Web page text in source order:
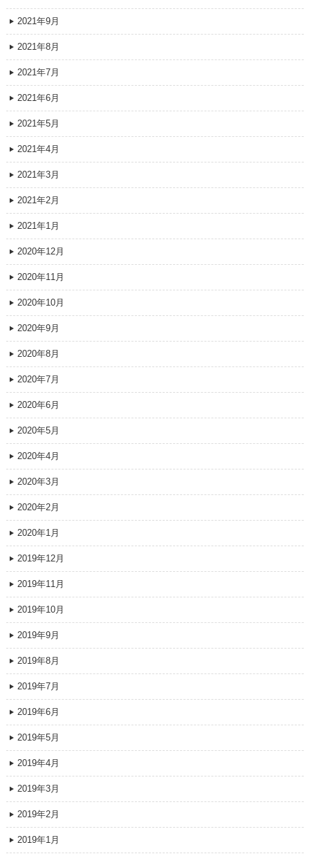
2021年9月
2021年8月
2021年7月
2021年6月
2021年5月
2021年4月
2021年3月
2021年2月
2021年1月
2020年12月
2020年11月
2020年10月
2020年9月
2020年8月
2020年7月
2020年6月
2020年5月
2020年4月
2020年3月
2020年2月
2020年1月
2019年12月
2019年11月
2019年10月
2019年9月
2019年8月
2019年7月
2019年6月
2019年5月
2019年4月
2019年3月
2019年2月
2019年1月